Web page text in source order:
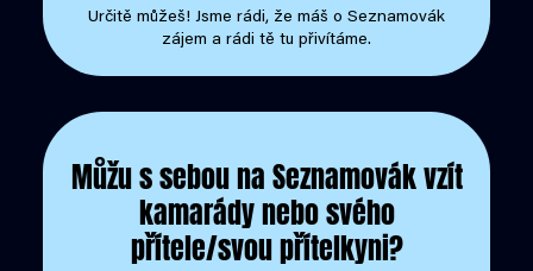
Určitě můžeš! Jsme rádi, že máš o Seznamovák
zájem a rádi tě tu přivítáme.
Můžu s sebou na Seznamovák vzít
kamarády nebo svého
přítele/svou přítelkyni?